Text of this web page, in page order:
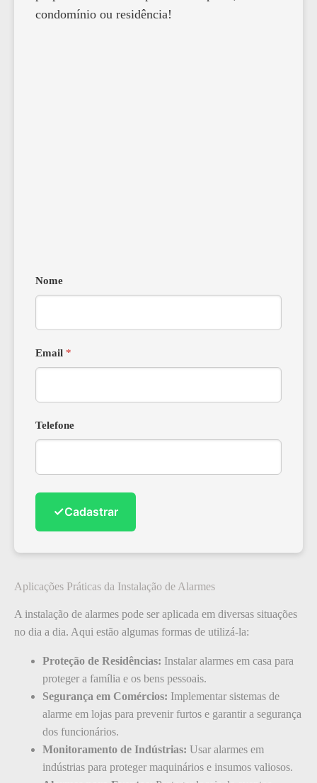
condomínio ou residência!
Nome
Email *
Telefone
✓Cadastrar
Aplicações Práticas da Instalação de Alarmes
A instalação de alarmes pode ser aplicada em diversas situações
no dia a dia. Aqui estão algumas formas de utilizá-la:
Proteção de Residências: Instalar alarmes em casa para
proteger a família e os bens pessoais.
Segurança em Comércios: Implementar sistemas de
alarme em lojas para prevenir furtos e garantir a segurança
dos funcionários.
Monitoramento de Indústrias: Usar alarmes em
indústrias para proteger maquinários e insumos valiosos.